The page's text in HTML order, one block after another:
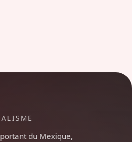
du Mexique,